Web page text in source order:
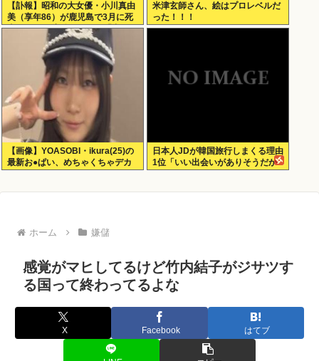
【訃報】昭和の大女優・小川真由
美（享年86）が鹿児島で3月に死
去していた 実娘が明かす「毒母」
の素顔と空白の晩年
米津玄師さん、絵はプロレベルだ
った！！！
【画像】YOASOBI・ikura(25)の
最新お●ぱい、めちゃくちゃデカ
日本人JDが韓国旅行しまくる理由
1位「いい出会いがありそうだか
ホーム 嫌儲
感覚がマヒしてるけど竹内結子がジサツす
る国って終わってるよな
X Facebook はてブ